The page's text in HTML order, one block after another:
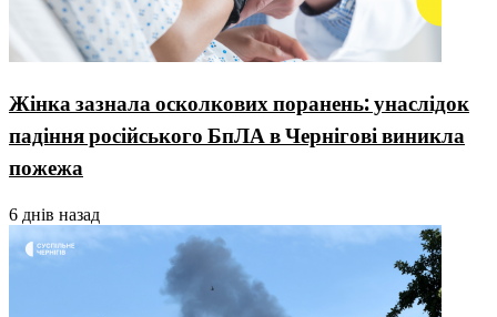
Жінка зазнала осколкових поранень: унаслідок
падіння російського БпЛА в Чернігові виникла
пожежа
6 днів назад